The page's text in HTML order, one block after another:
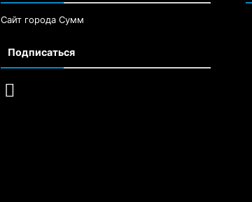
Сайт города Сумм
Подписаться